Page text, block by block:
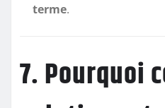
terme.
7. Pourquoi